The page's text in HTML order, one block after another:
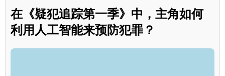
在《疑犯追踪第一季》中，主角如何
利用人工智能来预防犯罪？